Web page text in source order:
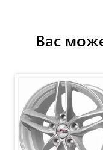
Вас